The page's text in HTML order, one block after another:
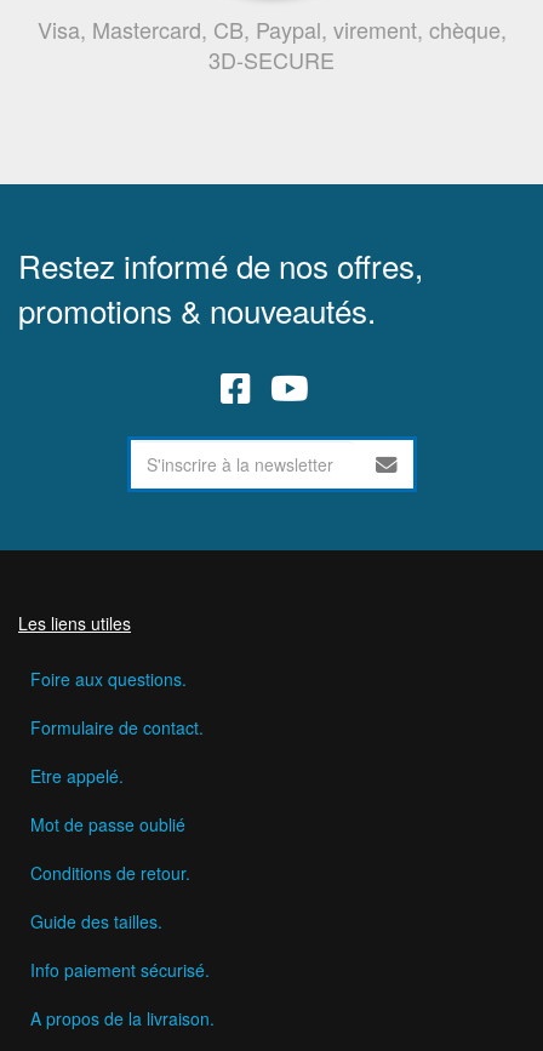
Visa, Mastercard, CB, Paypal, virement, chèque,
3D-SECURE
Restez informé de nos offres,
promotions & nouveautés.
Les liens utiles
Foire aux questions.
Formulaire de contact.
Etre appelé.
Mot de passe oublié
Conditions de retour.
Guide des tailles.
Info paiement sécurisé.
A propos de la livraison.